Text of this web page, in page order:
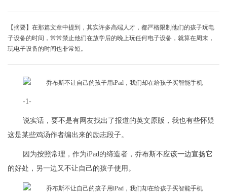
【摘要】在那篇文章中提到，其实许多高端人才，都严格限制他们的孩子玩电
子设备的时间，常常禁止他们在放学后的晚上玩任何电子设备，就算在周末，
玩电子设备的时间也非常短。
-1-
说实话，要不是有网友找出了报道的英文原版，我也有些怀疑
这是某些鸡汤作者编出来的励志段子。
因为按照常理，作为iPad的缔造者，乔布斯不应该一边宣扬它
的好处，另一边又不让自己的孩子使用。